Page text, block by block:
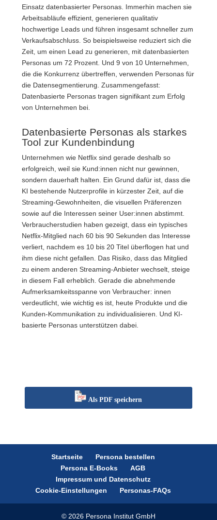
Einsatz datenbasierter Personas. Immerhin machen sie
Arbeitsabläufe effizient, generieren qualitativ
hochwertige Leads und führen insgesamt schneller zum
Verkaufsabschluss. So beispielsweise reduziert sich die
Zeit, um einen Lead zu generieren, mit datenbasierten
Personas um 72 Prozent. Und 9 von 10 Unternehmen,
die die Konkurrenz übertreffen, verwenden Personas für
die Datensegmentierung. Zusammengefasst:
Datenbasierte Personas tragen signifikant zum Erfolg
von Unternehmen bei.
Datenbasierte Personas als starkes
Tool zur Kundenbindung
Unternehmen wie Netflix sind gerade deshalb so
erfolgreich, weil sie Kund:innen nicht nur gewinnen,
sondern dauerhaft halten. Ein Grund dafür ist, dass die
KI bestehende Nutzerprofile in kürzester Zeit, auf die
Streaming-Gewohnheiten, die visuellen Präferenzen
sowie auf die Interessen seiner User:innen abstimmt.
Verbraucherstudien haben gezeigt, dass ein typisches
Netflix-Mitglied nach 60 bis 90 Sekunden das Interesse
verliert, nachdem es 10 bis 20 Titel überflogen hat und
ihm diese nicht gefallen. Das Risiko, dass das Mitglied
zu einem anderen Streaming-Anbieter wechselt, steige
in diesem Fall erheblich. Gerade die abnehmende
Aufmerksamkeitsspanne von Verbraucher: innen
verdeutlicht, wie wichtig es ist, heute Produkte und die
Kunden-Kommunikation zu individualisieren. Und KI-
basierte Personas unterstützen dabei.
Als PDF speichern
Startseite
Persona bestellen
Persona E-Books
AGB
Impressum und Datenschutz
Cookie-Einstellungen
Personas-FAQs
© 2026 Persona Institut GmbH